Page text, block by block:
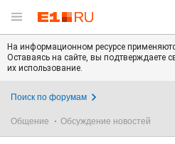
На информационном ресурсе
Оставаясь на сайте, вы подтверждаете
их использование.
Поиск по форумам
Общение Обсуждение новостей